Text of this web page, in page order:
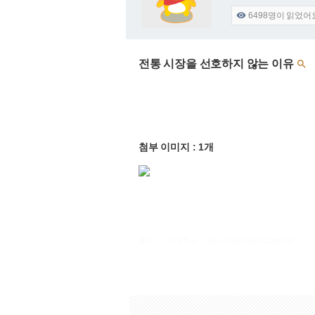
 6498명이 읽었어
전통 시장을 선호하지 않는 이유 
첨부 이미지 : 1개